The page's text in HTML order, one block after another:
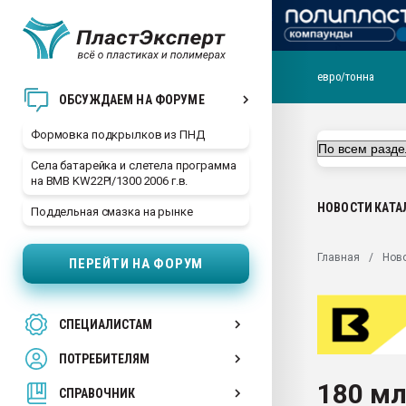
ОБСУЖДАЕМ НА ФОРУМЕ
Формовка подкрылков из ПНД
Села батарейка и слетела программа
на BMB KW22PI/1300 2006 г.в.
Поддельная смазка на рынке
ПЕРЕЙТИ НА ФОРУМ
СПЕЦИАЛИСТАМ
ПОТРЕБИТЕЛЯМ
СПРАВОЧНИК
29.07.2026 ФРП помог
Вакуум-формовочные
28.07.2026
первый план в
пластмасс
ситуацией на
евро/тонна
НОВОСТИ
Главная
180